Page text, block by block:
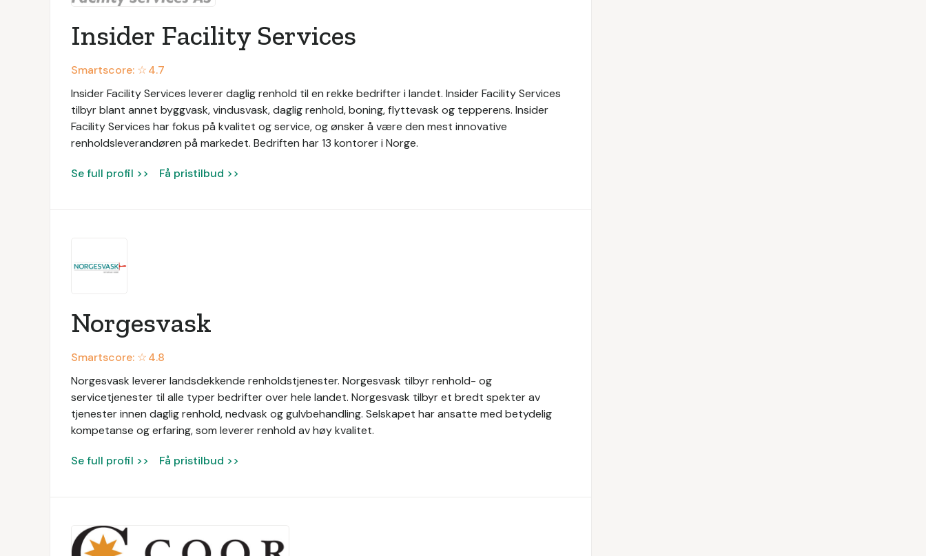
Insider Facility Services
Smartscore: ☆4.7
Insider Facility Services leverer daglig renhold til en rekke bedrifter i landet. Insider Facility Services
tilbyr blant annet byggvask, vindusvask, daglig renhold, boning, flyttevask og tepperens. Insider
Facility Services har fokus på kvalitet og service, og ønsker å være den mest innovative
renholdsleverandøren på markedet. Bedriften har 13 kontorer i Norge.
Se full profil >> Få pristilbud >>
Norgesvask
Smartscore: ☆4.8
Norgesvask leverer landsdekkende renholdstjenester. Norgesvask tilbyr renhold- og
servicetjenester til alle typer bedrifter over hele landet. Norgesvask tilbyr et bredt spekter av
tjenester innen daglig renhold, nedvask og gulvbehandling. Selskapet har ansatte med betydelig
kompetanse og erfaring, som leverer renhold av høy kvalitet.
Se full profil >> Få pristilbud >>